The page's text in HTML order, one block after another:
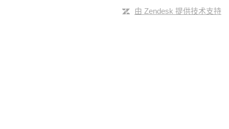
由 Zendesk 提供技术支持